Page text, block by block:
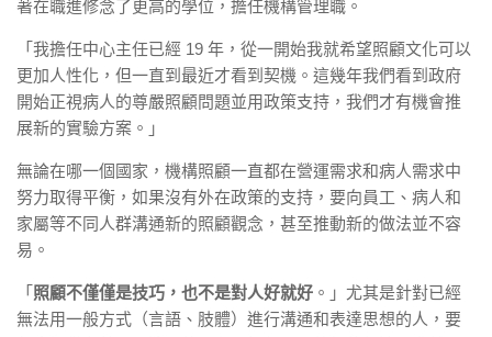
著在職進修念了更高的學位，擔任機構管理職。
「我擔任中心主任已經 19 年，從一開始我就希望照顧文化可以
更加人性化，但一直到最近才看到契機。這幾年我們看到政府
開始正視病人的尊嚴照顧問題並用政策支持，我們才有機會推
展新的實驗方案。」
無論在哪一個國家，機構照顧一直都在營運需求和病人需求中
努力取得平衡，如果沒有外在政策的支持，要向員工、病人和
家屬等不同人群溝通新的照顧觀念，甚至推動新的做法並不容
易。
「 照顧不僅僅是技巧，也不是對人好就好 。」尤其是針對已經
無法用一般方式（言語、肢體）進行溝通和表達思想的人，要